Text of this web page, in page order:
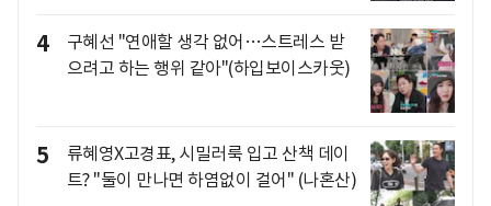
4
구혜선 "연애할 생각 없어…스트레스 받
으려고 하는 행위 같아"(하입보이스카웃)
5
류혜영X고경표, 시밀러룩 입고 산책 데이
트? "둘이 만나면 하염없이 걸어" (나혼산)